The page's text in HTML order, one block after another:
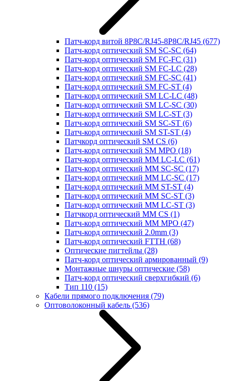
Патч-корд витой 8P8C/RJ45-8P8C/RJ45 (677)
Патч-корд оптический SM SC-SC (64)
Патч-корд оптический SM FC-FC (31)
Патч-корд оптический SM FC-LC (28)
Патч-корд оптический SM FC-SC (41)
Патч-корд оптический SM FC-ST (4)
Патч-корд оптический SM LC-LC (48)
Патч-корд оптический SM LC-SC (30)
Патч-корд оптический SM LC-ST (3)
Патч-корд оптический SM SC-ST (6)
Патч-корд оптический SM ST-ST (4)
Патчкорд оптический SM CS (6)
Патч-корд оптический SM MPO (18)
Патч-корд оптический MM LC-LC (61)
Патч-корд оптический MM SC-SC (17)
Патч-корд оптический MM LC-SC (17)
Патч-корд оптический MM ST-ST (4)
Патч-корд оптический MM SC-ST (3)
Патч-корд оптический MM LC-ST (3)
Патчкорд оптический MM CS (1)
Патч-корд оптический MM MPO (47)
Патч-корд оптический 2.0mm (3)
Патч-корд оптический FTTH (68)
Оптические пигтейлы (28)
Патч-корд оптический армированный (9)
Монтажные шнуры оптические (58)
Патч-корд оптический сверхгибкий (6)
Тип 110 (15)
Кабели прямого подключения (79)
Оптоволоконный кабель (536)